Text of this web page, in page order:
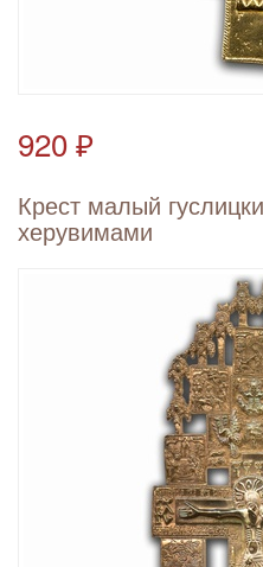
920 ₽
Крест малый
херувимами